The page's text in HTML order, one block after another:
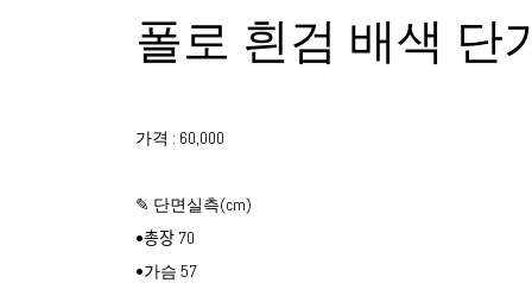
폴로 흰검 배색 단
가격 : 60,000
✎ 단면실측(cm)
•총장 70
•가슴 57